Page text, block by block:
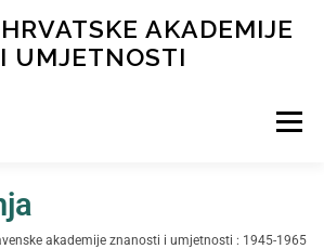
AKADEMIJE
UMJETNOSTI
Izbornik
akademije znanosti i umjetnosti : 1945-1965